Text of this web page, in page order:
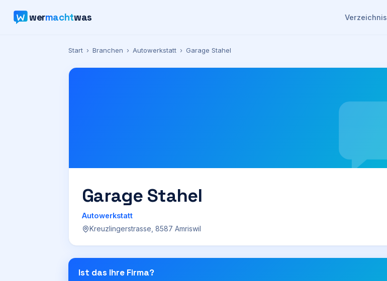
wermachtwas Verzeichnis
Start › Branchen › Autowerkstatt › Garage Stahel
Garage Stahel
Autowerkstatt
Kreuzlingerstrasse, 8587 Amriswil
Ist das Ihre Firma?